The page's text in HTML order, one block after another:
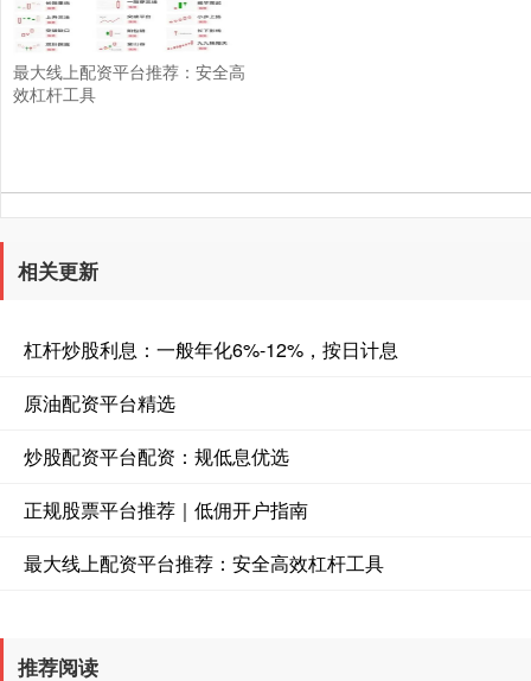
最大线上配资平台推荐：安全高
效杠杆工具
相关更新
杠杆炒股利息：一般年化6%-12%，按日计息
原油配资平台精选
炒股配资平台配资：规低息优选
正规股票平台推荐｜低佣开户指南
最大线上配资平台推荐：安全高效杠杆工具
推荐阅读